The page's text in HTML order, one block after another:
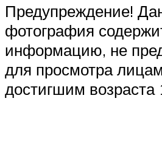
Предупреждение!
фотография
информацию, не
для просмотра
достигшим возраста